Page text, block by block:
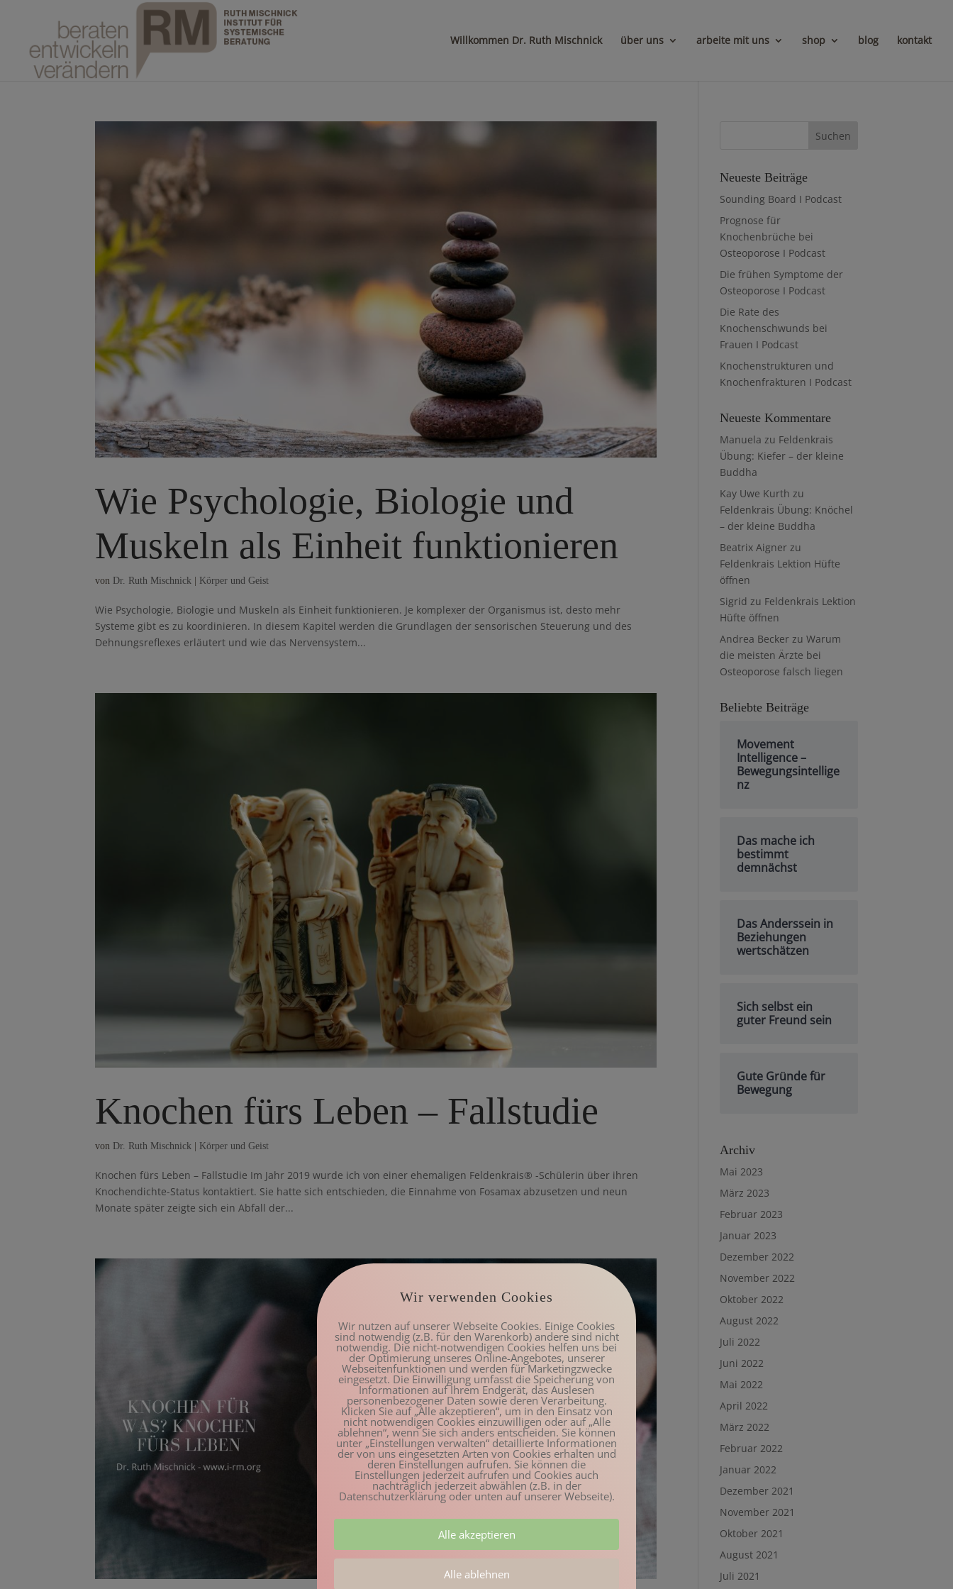
Willkommen Dr. Ruth Mischnick über uns arbeite mit uns shop blog kontakt
Wie Psychologie, Biologie und
Muskeln als Einheit funktionieren
von Dr. Ruth Mischnick Körper und Geist
Wie Psychologie, Biologie und Muskeln als Einheit funktionieren. Je komplexer der Organismus ist, desto mehr
Systeme gibt es zu koordinieren. In diesem Kapitel werden die Grundlagen der sensorischen Steuerung und des
Dehnungsreflexes erläutert und wie das Nervensystem...
Knochen fürs Leben – Fallstudie
von Dr. Ruth Mischnick | Körper und Geist
Knochen fürs Leben – Fallstudie Im Jahr 2019 wurde ich von einer ehemaligen Feldenkrais® -Schülerin über ihren
Knochendichte-Status kontaktiert. Sie hatte sich entschieden, die Einnahme von Fosamax abzusetzen und neun
Monate später zeigte sich ein Abfall der...
Neueste Beiträge
Sounding Board I Podcast
Prognose für
Knochenbrüche bei
Osteoporose I Podcast
Die frühen Symptome der
Osteoporose I Podcast
Die Rate des
Knochenschwunds bei
Frauen I Podcast
Knochenstrukturen und
Knochenfrakturen I Podcast
Neueste Kommentare
Manuela zu Feldenkrais
Übung: Kiefer – der kleine
Buddha
Kay Uwe Kurth zu
Feldenkrais Übung: Knöchel
– der kleine Buddha
Beatrix Aigner zu
Feldenkrais Lektion Hüfte
öffnen
Sigrid zu Feldenkrais Lektion
Hüfte öffnen
Andrea Becker zuWarum
die meisten Ärzte bei
Osteoporose falsch liegen
Beliebte Beiträge
Movement
Intelligence –
Bewegungsintellige
nz
Das mache ich
bestimmt
demnächst
Das Anderssein in
Beziehungen
wertschätzen
Sich selbst ein
guter Freund sein
Gute Gründe für
Bewegung
Archiv
Mai 2023
März 2023
Februar 2023
Januar 2023
Dezember 2022
November 2022
Oktober 2022
August 2022
Juli 2022
Juni 2022
Mai 2022
April 2022
März 2022
Februar 2022
Januar 2022
Dezember 2021
November 2021
Oktober 2021
August 2021
Juli 2021
Wir verwenden Cookies
Wir nutzen auf unserer Webseite Cookies. Einige Cookies
sind notwendig (z.B. für den Warenkorb) andere sind nicht
notwendig. Die nicht-notwendigen Cookies helfen uns bei
der Optimierung unseres Online-Angebotes, unserer
Webseitenfunktionen und werden für Marketingzwecke
eingesetzt. Die Einwilligung umfasst die Speicherung von
Informationen auf Ihrem Endgerät, das Auslesen
personenbezogener Daten sowie deren Verarbeitung.
Klicken Sie auf „Alle akzeptieren“, um in den Einsatz von
nicht notwendigen Cookies einzuwilligen oder auf „Alle
ablehnen“, wenn Sie sich anders entscheiden. Sie können
unter „Einstellungen verwalten“ detaillierte Informationen
der von uns eingesetzten Arten von Cookies erhalten und
deren Einstellungen aufrufen. Sie können die
Einstellungen jederzeit aufrufen und Cookies auch
nachträglich jederzeit abwählen (z.B. in der
Datenschutzerklärung oder unten auf unserer Webseite).
Alle akzeptieren
Alle ablehnen